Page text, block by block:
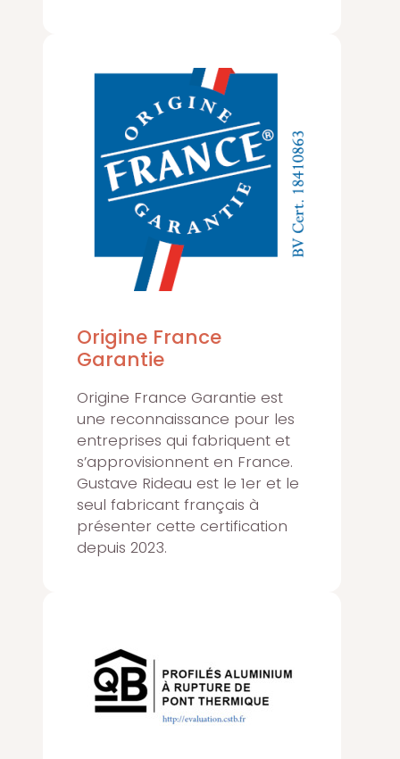
Origine France
Garantie
Origine France Garantie est
une reconnaissance pour les
entreprises qui fabriquent et
s’approvisionnent en France.
Gustave Rideau est le 1er et le
seul fabricant français à
présenter cette certification
depuis 2023.